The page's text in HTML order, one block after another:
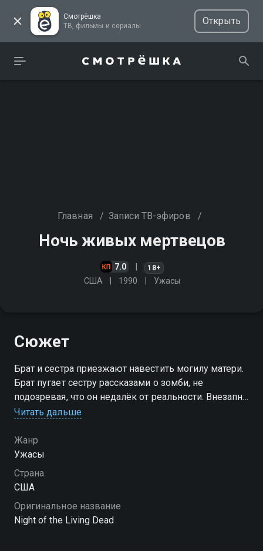
Смотрёшка
ТВ, фильмы и сериалы
Открыть
Главная / Записи ТВ-эфиров /
Ночь живых мертвецов
7.0 18+
США 1990 Ужасы
Сюжет
Брат и сестра приезжают навестить могилу матери.
Брат пугает сестру рассказами о зомби, не
подозревая, что он недалёк от реальности. Внезапно
на них набрасывается покойник и убивает брата.
фермерский дом
Читать дальше
Жанр
Ужасы
Страна
США
Оригинальное название
Night of the Living Dead